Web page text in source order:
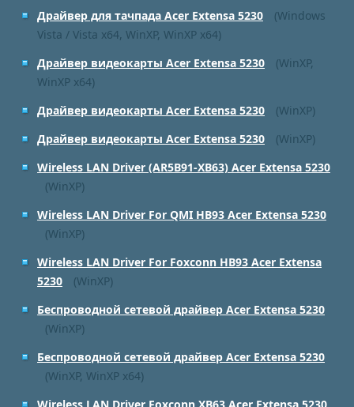
Драйвер для тачпада Acer Extensa 5230
(Windows
Vista / Vista x64, WinXP, WinXP x64)
Драйвер видеокарты Acer Extensa 5230
(WinXP,
WinXP x64)
Драйвер видеокарты Acer Extensa 5230
(WinXP)
Драйвер видеокарты Acer Extensa 5230
(WinXP)
Wireless LAN Driver (AR5B91-XB63) Acer Extensa 5230
(WinXP)
Wireless LAN Driver For QMI HB93 Acer Extensa 5230
(WinXP)
Wireless LAN Driver For Foxconn HB93 Acer Extensa
5230
(WinXP)
Беспроводной сетевой драйвер Acer Extensa 5230
(WinXP)
Беспроводной сетевой драйвер Acer Extensa 5230
(WinXP, WinXP x64)